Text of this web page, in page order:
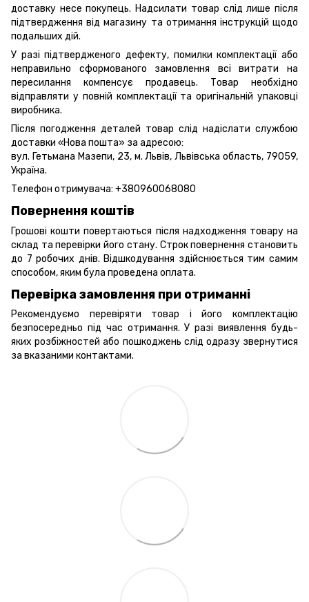
доставку несе покупець. Надсилати товар слід лише після
підтвердження від магазину та отримання інструкцій щодо
подальших дій.
У разі підтвердженого дефекту, помилки комплектації або
неправильно сформованого замовлення всі витрати на
пересилання компенсує продавець. Товар необхідно
відправляти у повній комплектації та оригінальній упаковці
виробника.
Після погодження деталей товар слід надіслати службою
доставки «Нова пошта» за адресою:
вул. Гетьмана Мазепи, 23, м. Львів, Львівська область, 79059,
Україна.
Телефон отримувача: +380960068080
Повернення коштів
Грошові кошти повертаються після надходження товару на
склад та перевірки його стану. Строк повернення становить
до 7 робочих днів. Відшкодування здійснюється тим самим
способом, яким була проведена оплата.
Перевірка замовлення при отриманні
Рекомендуємо перевіряти товар і його комплектацію
безпосередньо під час отримання. У разі виявлення будь-
яких розбіжностей або пошкоджень слід одразу звернутися
за вказаними контактами.